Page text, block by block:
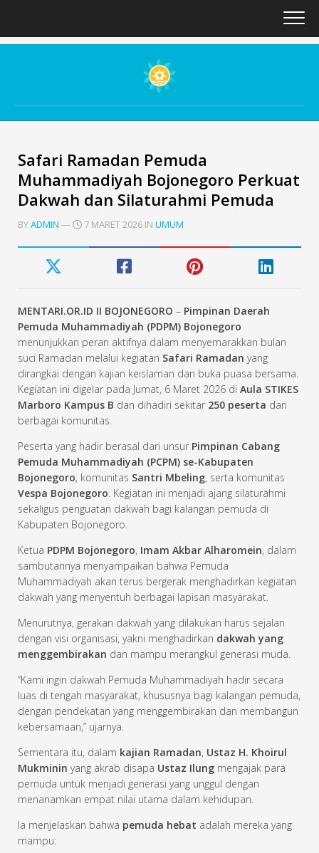
content
Safari Ramadan Pemuda
Muhammadiyah Bojonegoro Perkuat
Dakwah dan Silaturahmi Pemuda
BYADMIN — 7 MARET 2026 IN UMUM
MENTARI.OR.ID II BOJONEGORO – Pimpinan Daerah
Pemuda Muhammadiyah (PDPM) Bojonegoro
menunjukkan peran aktifnya dalam menyemarakkan bulan
suci Ramadan melalui kegiatan Safari Ramadan yang
dirangkai dengan kajian keislaman dan buka puasa bersama.
Kegiatan ini digelar pada Jumat, 6 Maret 2026 di Aula STIKES
Marboro Kampus B dan dihadiri sekitar 250 peserta dari
berbagai komunitas.
Peserta yang hadir berasal dari unsur Pimpinan Cabang
Pemuda Muhammadiyah (PCPM) se-Kabupaten
Bojonegoro, komunitas Santri Mbeling, serta komunitas
Vespa Bojonegoro. Kegiatan ini menjadi ajang silaturahmi
sekaligus penguatan dakwah bagi kalangan pemuda di
Kabupaten Bojonegoro.
Ketua PDPM Bojonegoro, Imam Akbar Alharomein, dalam
sambutannya menyampaikan bahwa Pemuda
Muhammadiyah akan terus bergerak menghadirkan kegiatan
dakwah yang menyentuh berbagai lapisan masyarakat.
Menurutnya, gerakan dakwah yang dilakukan harus sejalan
dengan visi organisasi, yakni menghadirkan dakwah yang
menggembirakan dan mampu merangkul generasi muda.
“Kami ingin dakwah Pemuda Muhammadiyah hadir secara
luas di tengah masyarakat, khususnya bagi kalangan pemuda,
dengan pendekatan yang menggembirakan dan membangun
kebersamaan,” ujarnya.
Sementara itu, dalam kajian Ramadan, Ustaz H. Khoirul
Mukminin yang akrab disapa Ustaz Ilung mengajak para
pemuda untuk menjadi generasi yang unggul dengan
menanamkan empat nilai utama dalam kehidupan.
Ia menjelaskan bahwa pemuda hebat adalah mereka yang
mampu: